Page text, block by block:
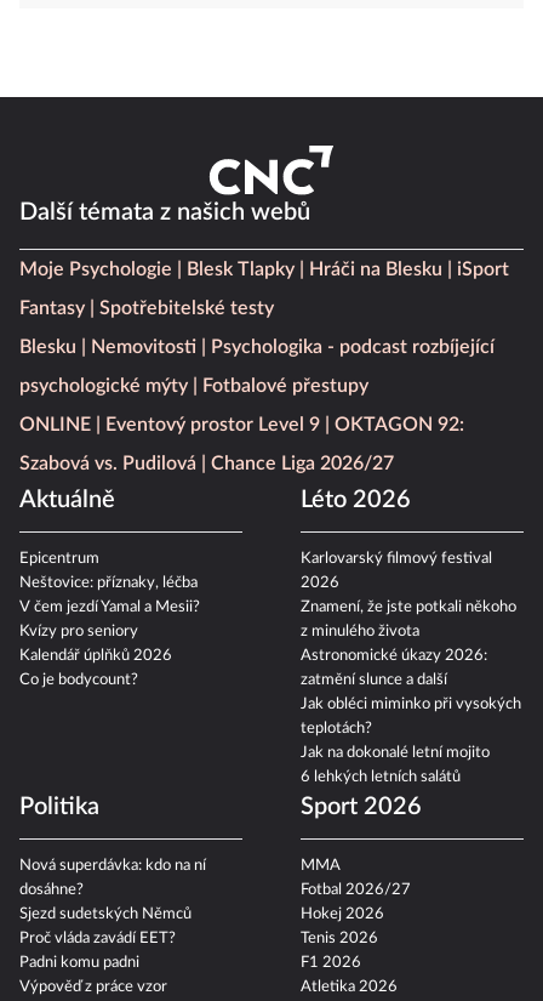
Další témata z našich webů
Moje Psychologie Blesk Tlapky Hráči na Blesku
iSport
Fantasy
Spotřebitelské testy
Blesku
Nemovitosti
Psychologika - podcast rozbíjející
psychologické mýty
Fotbalové přestupy
ONLINE
Eventový prostor Level 9
OKTAGON 92:
Szabová vs. Pudilová
Chance Liga 2026/27
Aktuálně
Epicentrum
Neštovice: příznaky, léčba
V čem jezdí Yamal a Mesii?
Kvízy pro seniory
Kalendář úplňků 2026
Co je bodycount?
Léto 2026
Karlovarský filmový festival
2026
Znamení, že jste potkali někoho
z minulého života
Astronomické úkazy 2026:
zatmění slunce a další
Jak obléci miminko při vysokých
teplotách?
Jak na dokonalé letní mojito
6 lehkých letních salátů
Politika
Nová superdávka: kdo na ní
dosáhne?
Sjezd sudetských Němců
Proč vláda zavádí EET?
Padni komu padni
Výpověď z práce vzor
Sport 2026
MMA
Fotbal 2026/27
Hokej 2026
Tenis 2026
F1 2026
Atletika 2026